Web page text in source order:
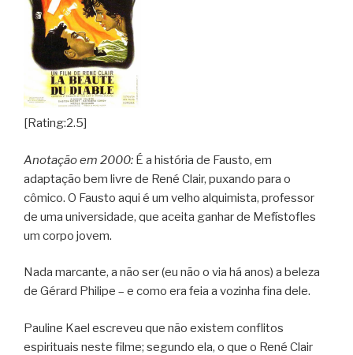
[Rating:2.5]
Anotação em 2000: É a história de Fausto, em
adaptação bem livre de René Clair, puxando para o
cômico. O Fausto aqui é um velho alquimista, professor
de uma universidade, que aceita ganhar de Mefístofles
um corpo jovem.
Nada marcante, a não ser (eu não o via há anos) a beleza
de Gérard Philipe – e como era feia a vozinha fina dele.
Pauline Kael escreveu que não existem conflitos
espirituais neste filme; segundo ela, o que o René Clair